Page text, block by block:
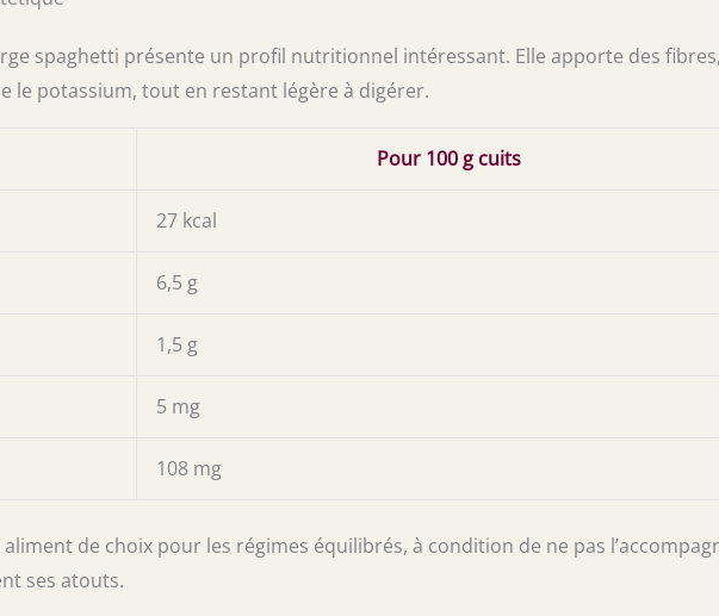
spaghetti présente un profil nutritionnel intéressant. Elle apporte des
le potassium, tout en restant légère à digérer.
Pour 100 g cuits
27 kcal
6,5 g
1,5 g
5 mg
108 mg
de choix pour les régimes équilibrés, à condition de ne pas
ses atouts.